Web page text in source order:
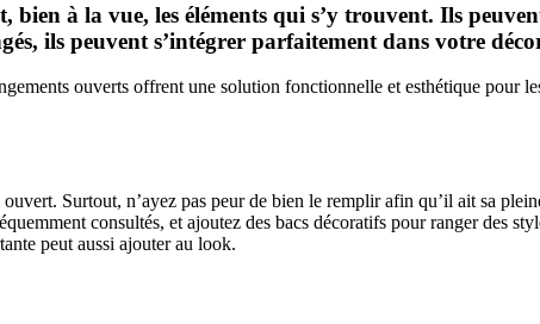
à la vue, les éléments qui s’y trouvent. Ils
ils peuvent s’intégrer parfaitement dans votre
ouverts offrent une solution fonctionnelle et esthétique pour
Surtout, n’ayez pas peur de bien le remplir afin qu’il ait sa
consultés, et ajoutez des bacs décoratifs pour ranger des
peut aussi ajouter au look.